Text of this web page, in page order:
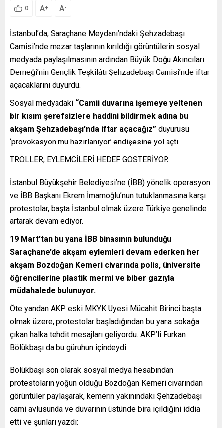
0 A+ A-
İstanbul’da, Saraçhane Meydanı’ndaki Şehzadebaşı
Camisi’nde mezar taşlarının kırıldığı görüntülerin sosyal
medyada paylaşılmasının ardından Büyük Doğu Akıncıları
Derneği’nin Gençlik Teşkilâtı Şehzadebaşı Camisi’nde iftar
açacaklarını duyurdu.
Sosyal medyadaki “Camii duvarına işemeye yeltenen
bir kısım şerefsizlere haddini bildirmek adına bu
akşam Şehzadebaşı’nda iftar açacağız” duyurusu
‘provokasyon mu hazırlanıyor’ endişesine yol açtı.
TROLLER, EYLEMCİLERİ HEDEF GÖSTERİYOR
İstanbul Büyükşehir Belediyesi’ne (İBB) yönelik operasyon
ve İBB Başkanı Ekrem İmamoğlu’nun tutuklanmasına karşı
protestolar, başta İstanbul olmak üzere Türkiye genelinde
artarak devam ediyor.
19 Mart’tan bu yana İBB binasının bulunduğu
Saraçhane’de akşam eylemleri devam ederken her
akşam Bozdoğan Kemeri civarında polis, üniversite
öğrencilerine plastik mermi ve biber gazıyla
müdahalede bulunuyor.
Öte yandan AKP eski MKYK Üyesi Mücahit Birinci başta
olmak üzere, protestolar başladığından bu yana sokağa
çıkan halka tehdit mesajları geliyordu. AKP’li Furkan
Bölükbaşı da bu güruhun içindeydi.
Bölükbaşı son olarak sosyal medya hesabından
protestoların yoğun olduğu Bozdoğan Kemeri civarından
görüntüler paylaşarak, kemerin yakınındaki Şehzadebaşı
cami avlusunda ve duvarının üstünde bira içildiğini iddia
etti ve şunları yazdı: